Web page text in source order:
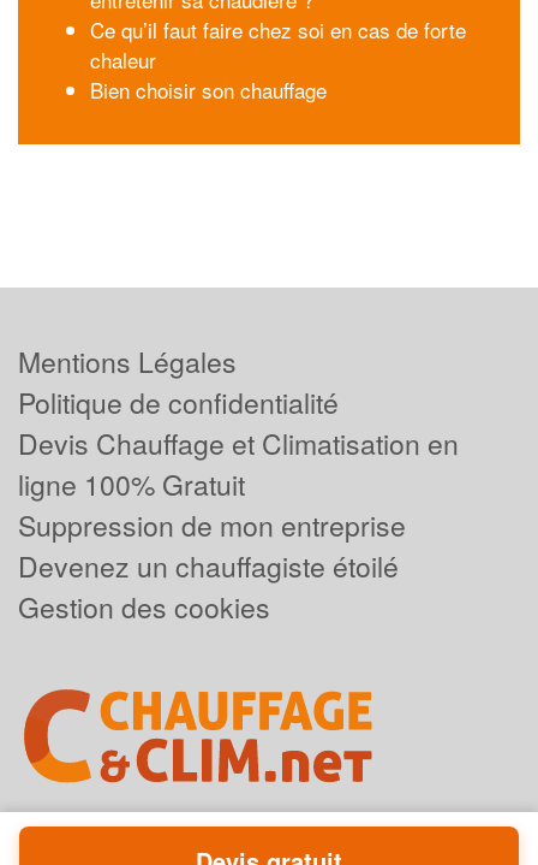
Ce qu’il faut faire chez soi en cas de forte
chaleur
Bien choisir son chauffage
Mentions Légales
Politique de confidentialité
Devis Chauffage et Climatisation en
ligne 100% Gratuit
Suppression de mon entreprise
Devenez un chauffagiste étoilé
Gestion des cookies